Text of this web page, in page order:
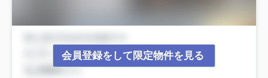
会員登録をして限定物件を見る